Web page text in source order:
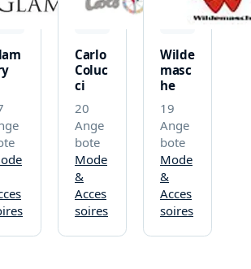
Carlo
Coluc
ci
20
Ange
bote
Mode
&
Acces
soires
Wilde
masc
he
19
Ange
bote
Mode
&
Acces
soires